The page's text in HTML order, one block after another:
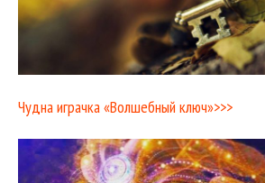
Чудна играчка «Волшебный ключ»>>>